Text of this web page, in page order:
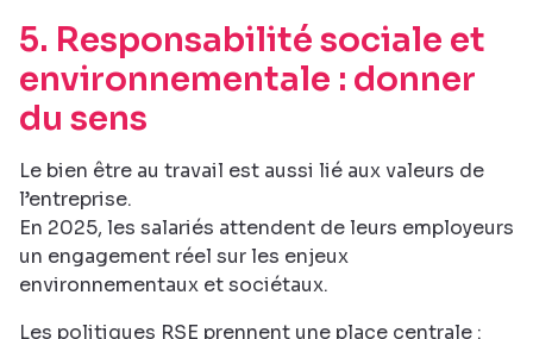
5. Responsabilité sociale et
environnementale : donner
du sens
Le bien être au travail est aussi lié aux valeurs de
l’entreprise.
En 2025, les salariés attendent de leurs employeurs
un engagement réel sur les enjeux
environnementaux et sociétaux.
Les politiques RSE prennent une place centrale :